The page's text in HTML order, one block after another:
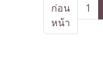
ก่อน
หน้า
1